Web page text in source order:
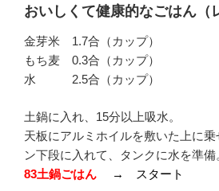
おいしくて健康的なごはん（
金芽米 1.7合（カップ）
もち麦 0.3合（カップ）
水 2.5合（カップ）
土鍋に入れ、15分以上吸水。
天板にアルミホイルを敷いた上に
ン下段に入れて、タンクに水を準備
83土鍋ごはん
→ スタート